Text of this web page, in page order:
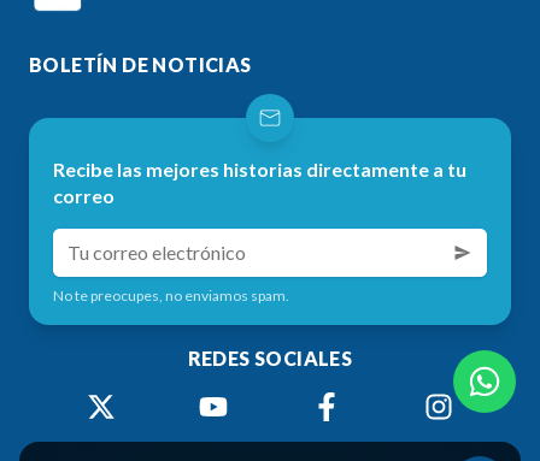
BOLETÍN DE NOTICIAS
Recibe las mejores historias directamente a tu
correo
No te preocupes, no enviamos spam.
REDES SOCIALES